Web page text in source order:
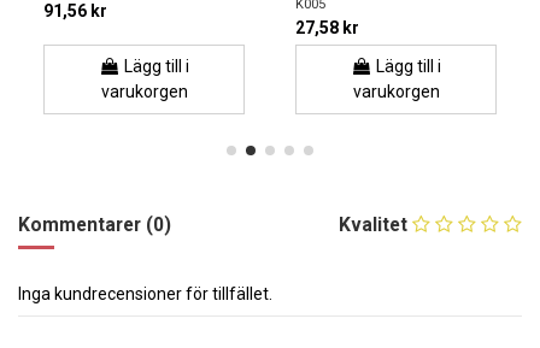
91,56 kr
Lägg till i
varukorgen
K005
27,58 kr
Lägg till i
varukorgen
Kvalitet
Kommentarer (0)
Inga kundrecensioner för tillfället.